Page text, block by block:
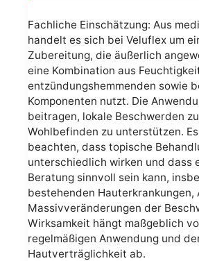
Fachliche Einschätzung: Aus
handelt es sich bei Veluflex um
Zubereitung, die äußerlich
eine Kombination aus
entzündungshemmenden sowie
Komponenten nutzt. Die
beitragen, lokale Beschwerden
Wohlbefinden zu unterstützen.
beachten, dass topische
unterschiedlich wirken und dass
Beratung sinnvoll sein kann,
bestehenden Hauterkrankungen,
Massivveränderungen der
Wirksamkeit hängt maßgeblich
regelmäßigen Anwendung und
Hautverträglichkeit ab.